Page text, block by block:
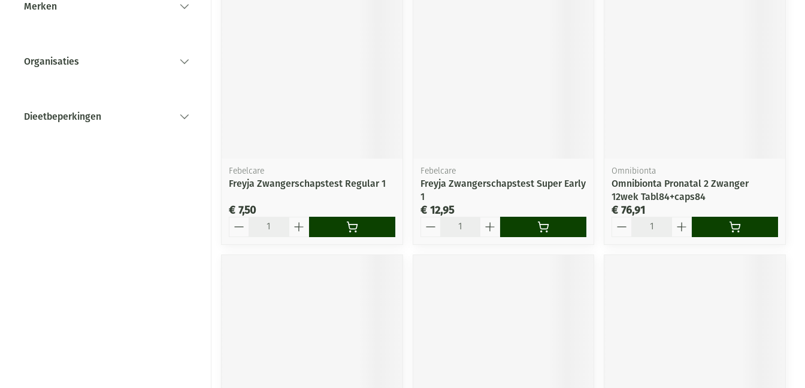
Merken
Organisaties
Dieetbeperkingen
Febelcare
Freyja Zwangerschapstest Regular 1
€ 7,50
Febelcare
Freyja Zwangerschapstest Super Early
1
€ 12,95
Omnibionta
Omnibionta Pronatal 2 Zwanger
12wek Tabl84+caps84
€ 76,91